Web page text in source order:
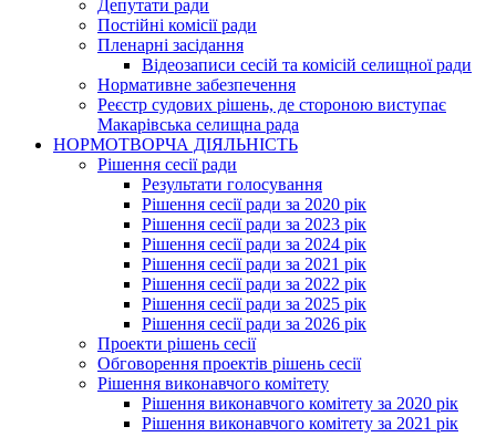
Депутати ради
Постійні комісії ради
Пленарні засідання
Відеозаписи сесій та комісій селищної ради
Нормативне забезпечення
Реєстр судових рішень, де стороною виступає
Макарівська селищна рада
НОРМОТВОРЧА ДІЯЛЬНІСТЬ
Рішення сесії ради
Результати голосування
Рішення сесії ради за 2020 рік
Рішення сесії ради за 2023 рік
Рішення сесії ради за 2024 рік
Рішення сесії ради за 2021 рік
Рішення сесії ради за 2022 рік
Рішення сесії ради за 2025 рік
Рішення сесії ради за 2026 рік
Проекти рішень сесії
Обговорення проектів рішень сесії
Рішення виконавчого комітету
Рішення виконавчого комітету за 2020 рік
Рішення виконавчого комітету за 2021 рік